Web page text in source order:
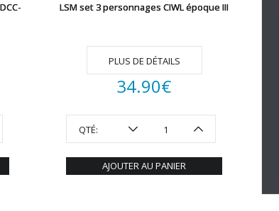
LSM set 3 personnages CIWL époque III
PLUS DE DÉTAILS
34.90€
QTÉ:
AJOUTER AU PANIER